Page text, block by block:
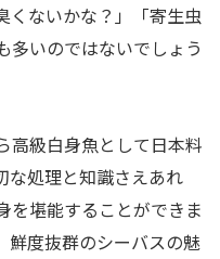
くないかな？」「寄生虫
多いのではないでしょう
高級白身魚として日本料
な処理と知識さえあれ
を堪能することができま
鮮度抜群のシーバスの魅